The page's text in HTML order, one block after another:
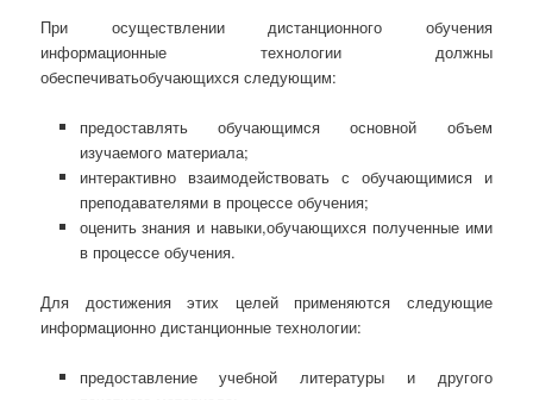
При осуществлении дистанционного обучения
информационные технологии должны
обеспечиватьобучающихся следующим:
предоставлять обучающимся основной объем
изучаемого материала;
интерактивно взаимодействовать с обучающимися и
преподавателями в процессе обучения;
оценить знания и навыки,обучающихся полученные ими
в процессе обучения.
Для достижения этих целей применяются следующие
информационно дистанционные технологии:
предоставление учебной литературы и другого